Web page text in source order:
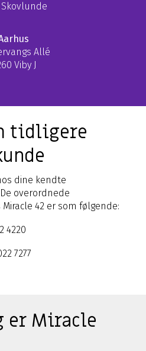
Skovlunde
Allé
Viby J
tidligere
dine kendte
overordnede
42 er som følgende:
4220
7277
er Miracle